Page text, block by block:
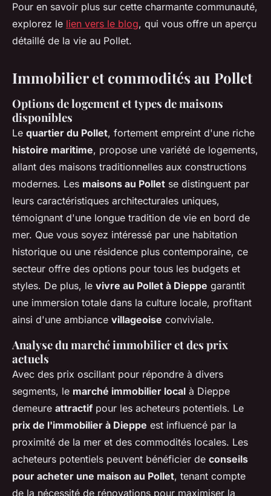
Pour en savoir plus sur cette charmante communauté,
explorez le lien vers le blog, qui vous offre un aperçu
détaillé de la vie au Pollet.
Immobilier et commodités au Pollet
Options de logement et types de maisons
disponibles
Le quartier du Pollet, fortement empreint d'une riche
histoire maritime, propose une variété de logements,
allant des maisons traditionnelles aux constructions
modernes. Les maisons au Pollet se distinguent par
leurs caractéristiques architecturales uniques,
témoignant d'une longue tradition de vie en bord de
mer. Que vous soyez intéressé par une habitation
historique ou une résidence plus contemporaine, ce
secteur offre des options pour tous les budgets et
styles. De plus, le vivre au Pollet à Dieppe garantit
une immersion totale dans la culture locale, profitant
ainsi d'une ambiance villageoise conviviale.
Analyse du marché immobilier et des prix
actuels
Avec des prix oscillant pour répondre à divers
segments, le marché immobilier local à Dieppe
demeure attractif pour les acheteurs potentiels. Le
prix de l'immobilier à Dieppe est influencé par la
proximité de la mer et des commodités locales. Les
acheteurs potentiels peuvent bénéficier de conseils
pour acheter une maison au Pollet, tenant compte
de la nécessité de rénovations pour maximiser la